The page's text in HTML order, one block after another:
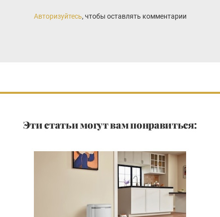
Авторизуйтесь, чтобы оставлять комментарии
Эти статьи могут вам понравиться: